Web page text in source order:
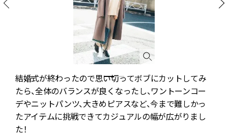
結婚式が終わったので思い切ってボブにカットしてみ
たら、全体のバランスが良くなったし、ワントーンコー
デやニットパンツ、大きめピアスなど、今まで難しかっ
たアイテムに挑戦できてカジュアルの幅が広がりまし
た！